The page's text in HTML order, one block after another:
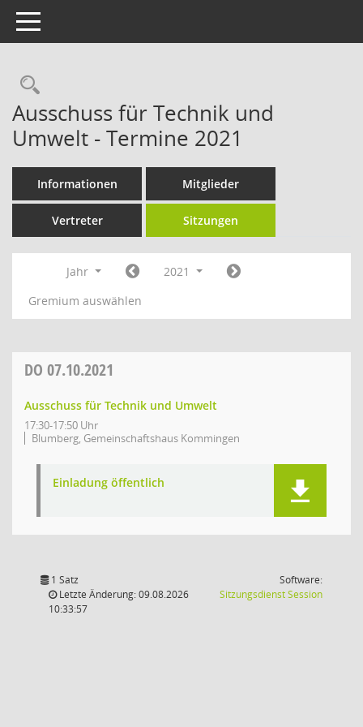
Toggle navigation
Rechercheauswahl
Ausschuss für Technik und
Umwelt - Termine 2021
Informationen Mitglieder
Vertreter Sitzungen
Jahr
2021
Gremium auswählen
DO 07.10.2021
Ausschuss für Technik und Umwelt
17:30-17:50 Uhr
Blumberg, Gemeinschaftshaus Kommingen
Einladung öffentlich
1 Satz
Letzte Änderung: 09.08.2026
10:33:57
Software:
SitzungsdienstSession(Wird in